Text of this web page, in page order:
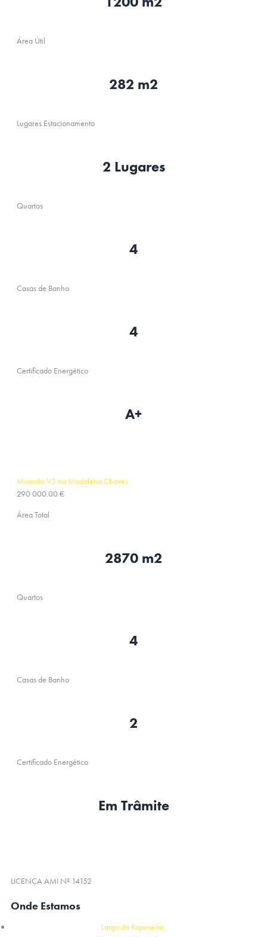
Área Útil
282 m2
Lugares Estacionamento
2 Lugares
Quartos
4
Casas de Banho
4
Certificado Energético
A+
Moradia V3 na Madalena Chaves
290 000.00 €
Área Total
2870 m2
Quartos
4
Casas de Banho
2
Certificado Energético
Em Trâmite
LICENÇA AMI Nº 14152
Onde Estamos
Largo da Raposeira,